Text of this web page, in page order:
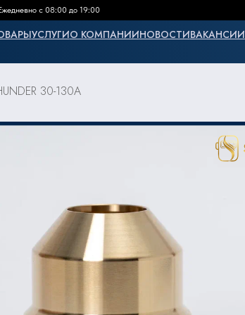
с 08:00 до 19:00
УСЛУГИО КОМПАНИИНОВОСТИВАКАНСИИ
30-130А